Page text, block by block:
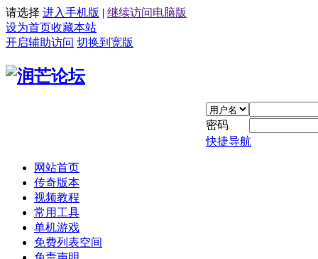
请选择 进入手机版 | 继续访问电脑版
设为首页收藏本站
开启辅助访问 切换到宽版
密码
快捷导航
网站首页
传奇版本
视频教程
常用工具
单机游戏
免费列表空间